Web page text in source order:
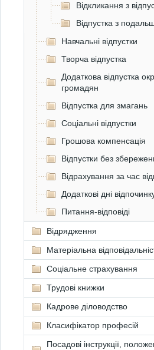
Відкликання з
Відпустка з
Навчальні відпустки
Творча відпустка
Додаткова відпустка
громадян
Відпустка для змагань
Соціальні відпустки
Грошова компенсацiя
Відпустки без
Вiдрахування за час
Додаткові дні
Питання-відповіді
Відрядження
Матеріальна
Соціальне страхування
Трудові книжки
Кадрове діловодство
Класифікатор професій
Посадові інструкції,